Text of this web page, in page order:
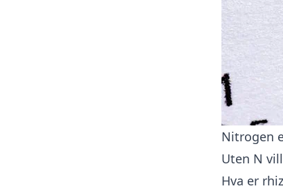
Nitrogen
Uten N
Hva er